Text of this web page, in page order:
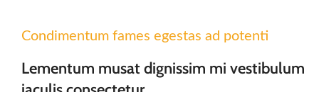
Condimentum fames egestas ad potenti
Lementum musat dignissim mi vestibulum